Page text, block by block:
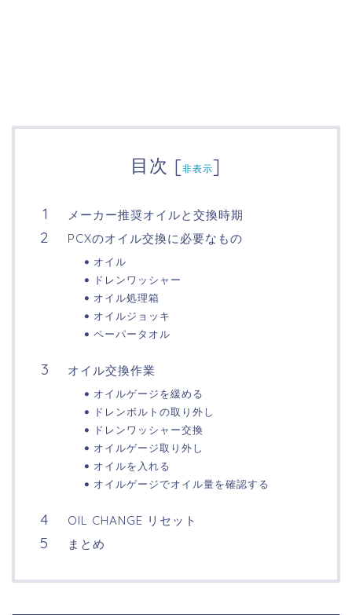
目次 [非表示]
メーカー推奨オイルと交換時期
PCXのオイル交換に必要なもの
オイル
ドレンワッシャー
オイル処理箱
オイルジョッキ
ペーパータオル
オイル交換作業
オイルゲージを緩める
ドレンボルトの取り外し
ドレンワッシャー交換
オイルゲージ取り外し
オイルを入れる
オイルゲージでオイル量を確認する
OIL CHANGE リセット
まとめ